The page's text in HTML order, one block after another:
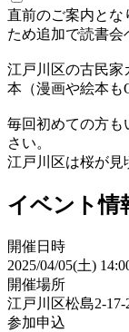
直前のご案内とな
ため追加で読書会
江戸川区の古民家
本（漫画や絵本も
毎回初めての方も
さい。
江戸川区は桜が見
イベント情
開催日時
2025/04/05(土)
開催場所
江戸川区松島2-
参加申込